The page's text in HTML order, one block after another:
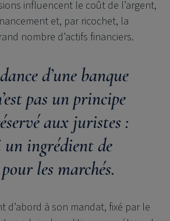
influencent le coût de l’argent,
et, par ricochet, la
nombre d’actifs financiers.
d’une banque
pas un principe
aux juristes :
un ingrédient de
les marchés.
d’abord à son mandat, fixé par le